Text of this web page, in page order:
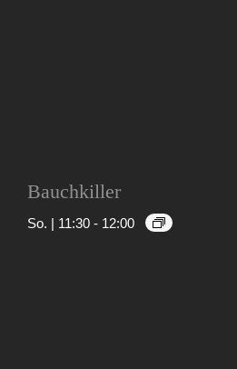
Bauchkiller
So. | 11:30 - 12:00